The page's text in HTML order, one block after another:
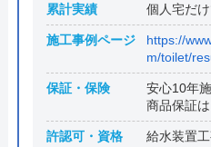
累計実績 個人宅だ
施工事例ページ
https://
m/toilet/
保証・保険
安心10年
商品保証
許認可・資格
給水装置